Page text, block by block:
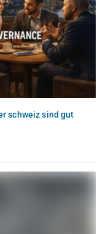
schweiz sind gut